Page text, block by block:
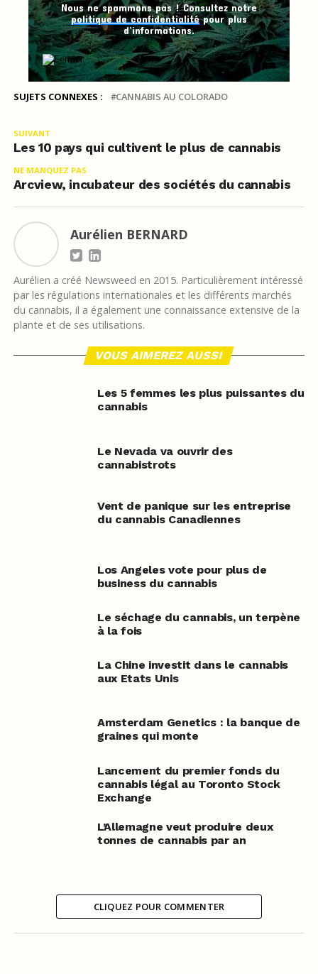
Nous ne spammons pas ! Consultez notre
politique de confidentialitépour plus
d’informations.
SUJETS CONNEXES : CANNABIS AU COLORADO
SUIVANT
Les 10 pays qui cultivent le plus de cannabis
NE MANQUEZ PAS
Arcview, incubateur des sociétés du cannabis
Aurélien BERNARD
Aurélien a créé Newsweed en 2015. Particulièrement intéressé
par les régulations internationales et les différents marchés
du cannabis, il a également une connaissance extensive de la
plante et de ses utilisations.
VOUS AIMEREZ AUSSI
Les 5 femmes les plus puissantes du
cannabis
Le Nevada va ouvrir des
cannabistrots
Vent de panique sur les entreprise
du cannabis Canadiennes
Los Angeles vote pour plus de
business du cannabis
Le séchage du cannabis, un terpène
à la fois
La Chine investit dans le cannabis
aux Etats Unis
Amsterdam Genetics : la banque de
graines qui monte
Lancement du premier fonds du
cannabis légal au Toronto Stock
Exchange
L’Allemagne veut produire deux
tonnes de cannabis par an
CLIQUEZ POUR COMMENTER